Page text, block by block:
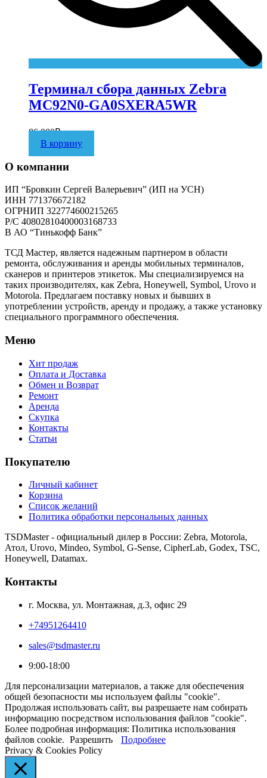
Терминал сбора данных Zebra
MC92N0-GA0SXERA5WR
86 000₽
В корзину
О компании
ИП “Бровкин Сергей Валерьевич” (ИП на УСН)
ИНН 771376672182
ОГРНИП 322774600215265
P/C 40802810400003168733
В АО “Тинькофф Банк”
ТСД Мастер, является надежным партнером в области
ремонта, обслуживания и аренды мобильных терминалов,
сканеров и принтеров этикеток. Мы специализируемся на
таких производителях, как Zebra, Honeywell, Symbol, Urovo и
Motorola. Предлагаем поставку новых и бывших в
употреблении устройств, аренду и продажу, а также установку
специального программного обеспечения.
Меню
Хит продаж
Оплата и Доставка
Обмен и Возврат
Ремонт
Аренда
Скупка
Контакты
Статьи
Покупателю
Личный кабинет
Корзина
Список желаний
Политика обработки персональных данных
TSDMaster - официальный дилер в России: Zebra, Motorola,
Атол, Urovo, Mindeo, Symbol, G-Sense, CipherLab, Godex, TSC,
Honeywell, Datamax.
Контакты
г. Москва, ул. Монтажная, д.3, офис 29
+74951264410
sales@tsdmaster.ru
9:00-18:00
Для персонализации материалов, а также для обеспечения
общей безопасности мы используем файлы "cookie".
Продолжая использовать сайт, вы разрешаете нам собирать
информацию посредством использования файлов "cookie".
Более подробная информация: Политика использования
файлов cookie. Разрешить
Подробнее
Privacy & Cookies Policy